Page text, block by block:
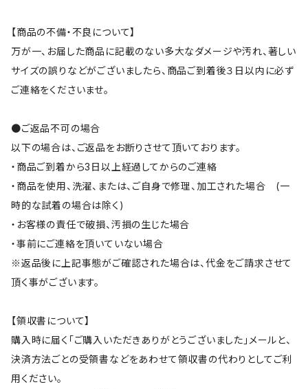
【商品の不備・不良について】
万が一、お届した商品に記載のない多大なダメージや汚れ、著しい
サイズの誤りなどがございましたら、商品ご到着後３日以内に必ず
ご連絡をくださいませ。
●ご返品不可の場合
以下の場合は、ご返品をお断りさせて頂いております。
・商品ご到着から3日以上経過してからのご連絡
・商品を使用、洗濯、または、ご自身で修理、加工された場合 (一
時的な試着の場合は除く)
・お客様の責任で破損、汚損の生じた場合
・事前にご連絡を頂いていない場合
※返品後に上記事態がご確認された場合は、代金をご請求させて
頂く事がございます。
【領収書について】
購入時に届く「ご購入いただきありがとうございました」メールと、
決済方法ごとの受領書などをあわせて領収書の代わりとしてご利
用ください。